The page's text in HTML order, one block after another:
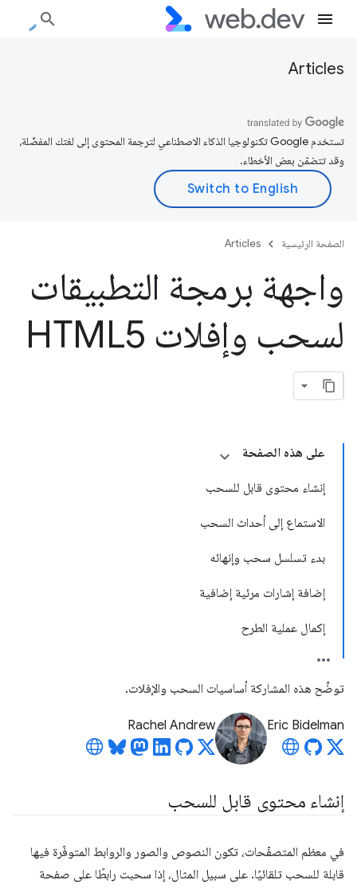
Articles
تستخدم Google تكنولوجيا الذكاء الاصطناعي لترجمة المحتوى إلى لغتك المفضّلة،
وقد تتضمّن بعض الأخطاء.
الصفحة الرئيسية Articles
واجهة برمجة التطبيقات
لسحب وإفلات HTML5
على هذه الصفحة
إنشاء محتوى قابل للسحب
الاستماع إلى أحداث السحب
بدء تسلسل سحب وإنهائه
إضافة إشارات مرئية إضافية
إكمال عملية الطرح
توضِّح هذه المشاركة أساسيات السحب والإفلات.
Eric Bidelman
Rachel Andrew
إنشاء محتوى قابل للسحب
في معظم المتصفّحات، تكون النصوص والصور والروابط المتوفّرة فيها
قابلة للسحب تلقائيًا. على سبيل المثال، إذا سحبت رابطًا على صفحة